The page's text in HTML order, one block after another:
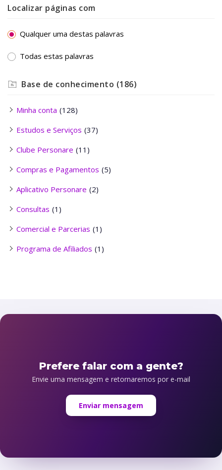
Localizar páginas com
Qualquer uma destas palavras
Todas estas palavras
Base de conhecimento (186)
Minha conta (128)
Estudos e Serviços (37)
Clube Personare (11)
Compras e Pagamentos (5)
Aplicativo Personare (2)
Consultas (1)
Comercial e Parcerias (1)
Programa de Afiliados (1)